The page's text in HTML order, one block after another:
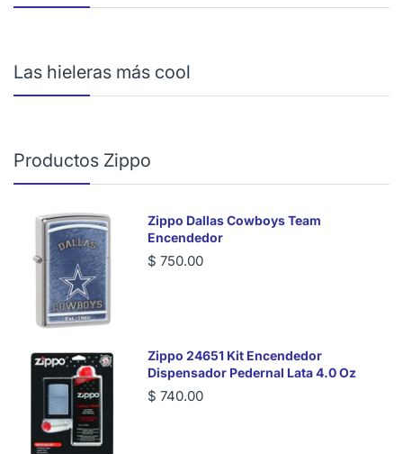
Las hieleras más cool
Productos Zippo
Zippo Dallas Cowboys Team
Encendedor
$ 750.00
Zippo 24651 Kit Encendedor
Dispensador Pedernal Lata 4.0 Oz
$ 740.00